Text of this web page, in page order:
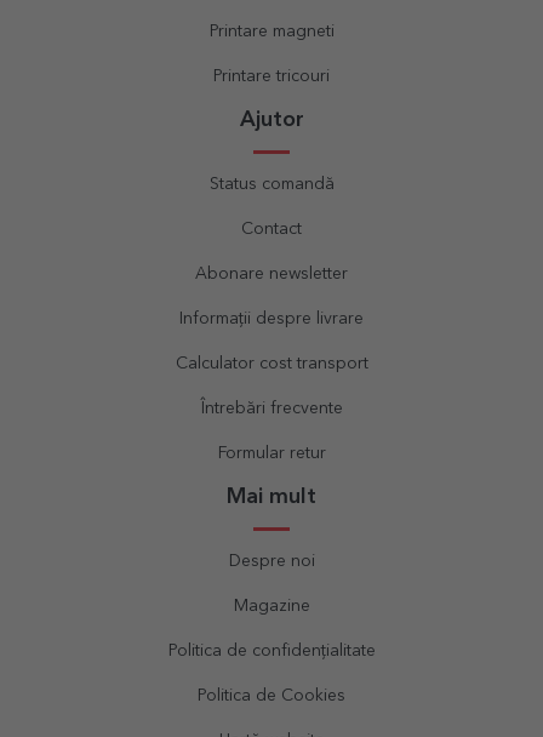
Printare magneti
Printare tricouri
Ajutor
Status comandă
Contact
Abonare newsletter
Informații despre livrare
Calculator cost transport
Întrebări frecvente
Formular retur
Mai mult
Despre noi
Magazine
Politica de confidențialitate
Politica de Cookies